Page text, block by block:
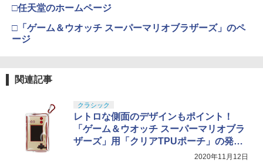
□任天堂のホームページ
□「ゲーム＆ウオッチ スーパーマリオブラザーズ」のペ
ージ
関連記事
クラシック
レトロな側面のデザインもポイント！
「ゲーム＆ウオッチ スーパーマリオブラ
ザーズ」用「クリアTPUポーチ」の発売
2020年11月12日